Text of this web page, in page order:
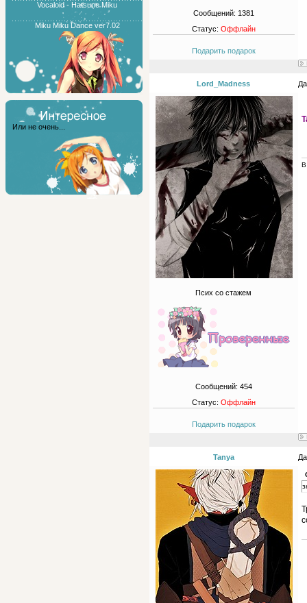
Vocaloid - Hatsune Miku
Miku Miku Dance ver7.02
Или не очень...
Сообщений: 1381
Статус: Оффлайн
Подарить подарок
Lord_Madness
Псих со стажем
Сообщений: 454
Статус: Оффлайн
Подарить подарок
В
Tanya